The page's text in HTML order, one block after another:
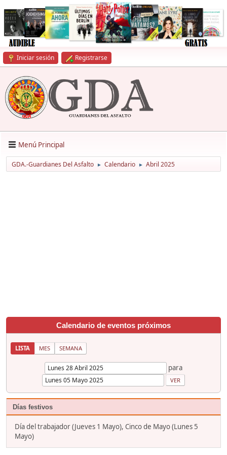
Iniciar sesión Registrarse
Menú Principal
GDA.-Guardianes Del Asfalto ► Calendario ► Abril 2025
Calendario de eventos próximos
LISTA MES SEMANA
para
Días festivos
Día del trabajador (Jueves 1 Mayo), Cinco de Mayo (Lunes 5
Mayo)